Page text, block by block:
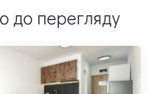
до перегляду